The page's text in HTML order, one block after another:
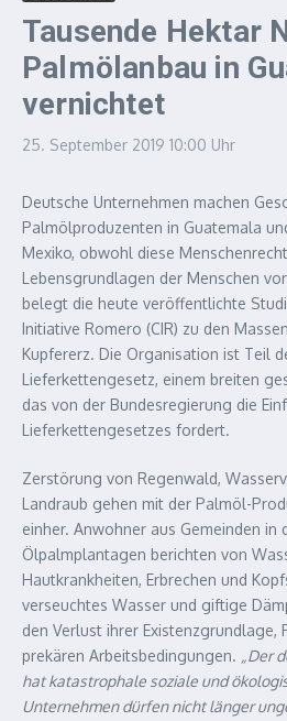
Tausende Hektar
Palmölanbau in
vernichtet
25. September 2019 10:00 Uhr
Deutsche Unternehmen machen
Palmölproduzenten in Guatemala
Mexiko, obwohl diese
Lebensgrundlagen der Menschen
belegt die heute veröffentlichte
Initiative Romero (CIR) zu den
Kupfererz. Die Organisation ist Teil
Lieferkettengesetz, einem breiten
das von der Bundesregierung die
Lieferkettengesetzes fordert.
Zerstörung von Regenwald,
Landraub gehen mit der Palmöl-
einher. Anwohner aus Gemeinden in
Ölpalmplantagen berichten von
Hautkrankheiten, Erbrechen und
verseuchtes Wasser und giftige
den Verlust ihrer Existenzgrundlage,
prekären Arbeitsbedingungen. „Der
hat katastrophale soziale und
Unternehmen dürfen nicht länger